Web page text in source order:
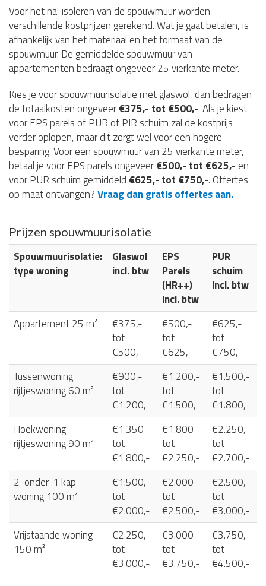
Voor het na-isoleren van de spouwmuur worden
verschillende kostprijzen gerekend. Wat je gaat betalen, is
afhankelijk van het materiaal en het formaat van de
spouwmuur. De gemiddelde spouwmuur van
appartementen bedraagt ongeveer 25 vierkante meter.
Kies je voor spouwmuurisolatie met glaswol, dan bedragen
de totaalkosten ongeveer€375,- tot €500,-. Als je kiest
voor EPS parels of PUR of PIR schuim zal de kostprijs
verder oplopen, maar dit zorgt wel voor een hogere
besparing. Voor een spouwmuur van 25 vierkante meter,
betaal je voor EPS parels ongeveer€500,- tot €625,- en
voor PUR schuim gemiddeld €625,- tot €750,-. Offertes
op maat ontvangen?Vraag dan gratis offertes aan.
Prijzen spouwmuurisolatie
Spouwmuurisolatie:
type woning
Glaswol
incl. btw
EPS
Parels
(HR++)
incl. btw
PUR
schuim
incl. btw
Appartement 25 m²
€375,-
tot
€500,-
€500,-
tot
€625,-
€625,-
tot
€750,-
Tussenwoning
rijtjeswoning 60 m²
€900,-
tot
€1.200,-
€1.200,-
tot
€1.500,-
€1.500,-
tot
€1.800,-
Hoekwoning
rijtjeswoning 90 m²
€1.350
tot
€1.800,-
€1.800
tot
€2.250,-
€2.250,-
tot
€2.700,-
2-onder-1 kap
woning 100 m²
€1.500,-
tot
€2.000,-
€2.000
tot
€2.500,-
€2.500,-
tot
€3.000,-
Vrijstaande woning
150 m²
€2.250,-
tot
€3.000,-
€3.000
tot
€3.750,-
€3.750,-
tot
€4.500,-